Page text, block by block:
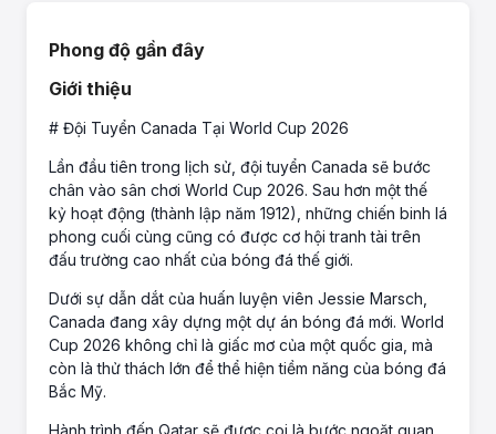
Phong độ gần đây
Giới thiệu
# Đội Tuyển Canada Tại World Cup 2026
Lần đầu tiên trong lịch sử, đội tuyển Canada sẽ bước
chân vào sân chơi World Cup 2026. Sau hơn một thế
kỷ hoạt động (thành lập năm 1912), những chiến binh lá
phong cuối cùng cũng có được cơ hội tranh tài trên
đấu trường cao nhất của bóng đá thế giới.
Dưới sự dẫn dắt của huấn luyện viên Jessie Marsch,
Canada đang xây dựng một dự án bóng đá mới. World
Cup 2026 không chỉ là giấc mơ của một quốc gia, mà
còn là thử thách lớn để thể hiện tiềm năng của bóng đá
Bắc Mỹ.
Hành trình đến Qatar sẽ được coi là bước ngoặt quan